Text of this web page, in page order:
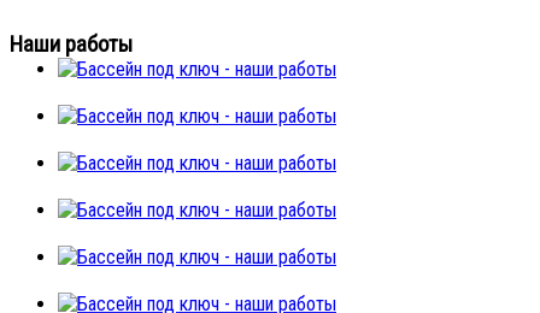
Наши работы